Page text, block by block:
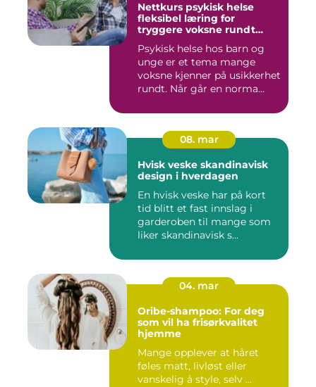
Nettkurs psykisk helse
fleksibel læring for
tryggere voksne rundt
Psykisk helse hos barn og
unge er et tema mange
voksne kjenner på usikkerhet
rundt. Når går en norma...
08. mar
Hvisk veske skandinavisk
design i hverdagen
En hvisk veske har på kort
tid blitt et fast innslag i
garderoben til mange som
liker skandinavisk s...
04. mar
Oribe-shampoo: For deg
som vil ha frisørkvalitet
hjemme
Mange opplever at håret
føles matt, livløst eller
vanskelig å style, selv ...